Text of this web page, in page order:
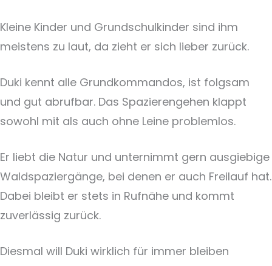
Kleine Kinder und Grundschulkinder sind ihm
meistens zu laut, da zieht er sich lieber zurück.
Duki kennt alle Grundkommandos, ist folgsam
und gut abrufbar. Das Spazierengehen klappt
sowohl mit als auch ohne Leine problemlos.
Er liebt die Natur und unternimmt gern ausgiebige
Waldspaziergänge, bei denen er auch Freilauf hat.
Dabei bleibt er stets in Rufnähe und kommt
zuverlässig zurück.
Diesmal will Duki wirklich für immer bleiben